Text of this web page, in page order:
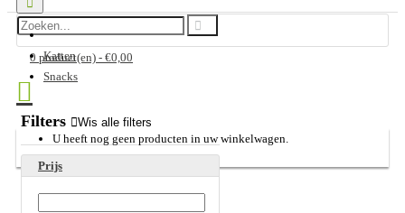
0 product(en) - €0,00
U heeft nog geen producten in uw winkelwagen.
Katten
Snacks
Filters Wis alle filters
Prijs